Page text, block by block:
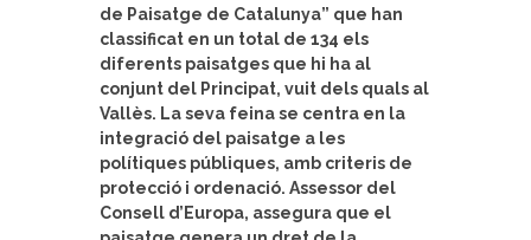
de Paisatge de Catalunya” que han
classificat en un total de 134 els
diferents paisatges que hi ha al
conjunt del Principat, vuit dels quals al
Vallès. La seva feina se centra en la
integració del paisatge a les
polítiques públiques, amb criteris de
protecció i ordenació. Assessor del
Consell d’Europa, assegura que el